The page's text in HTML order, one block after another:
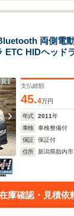
両側電動
ETC HIDヘッド
支払総額
45.4万円
年式 2011年
車検
車検整備付
保証
保証付
住所
新潟県胎内市
庫確認・見積依